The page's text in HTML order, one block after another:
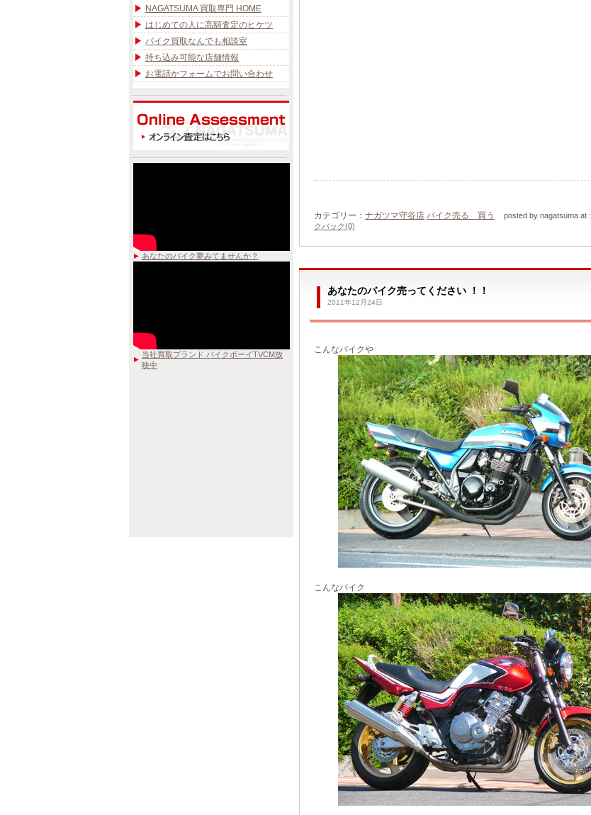
カテゴリー： ナガツマ守谷店 バイク売る 買う posted by nagatsuma at :
クバック(0)
あなたのバイク売ってください ！！
2011年12月24日
こんなバイクや
こんなバイク
NAGATSUMA 買取専門 HOME
はじめての人に高額査定のヒケツ
バイク買取なんでも相談室
持ち込み可能な店舗情報
お電話かフォームでお問い合わせ
あなたのバイク夢みてませんか？
当社買取ブランド バイクボーイTVCM放
映中